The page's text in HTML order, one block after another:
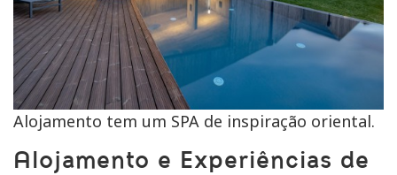
Alojamento tem um SPA de inspiração oriental.
Alojamento e Experiências de